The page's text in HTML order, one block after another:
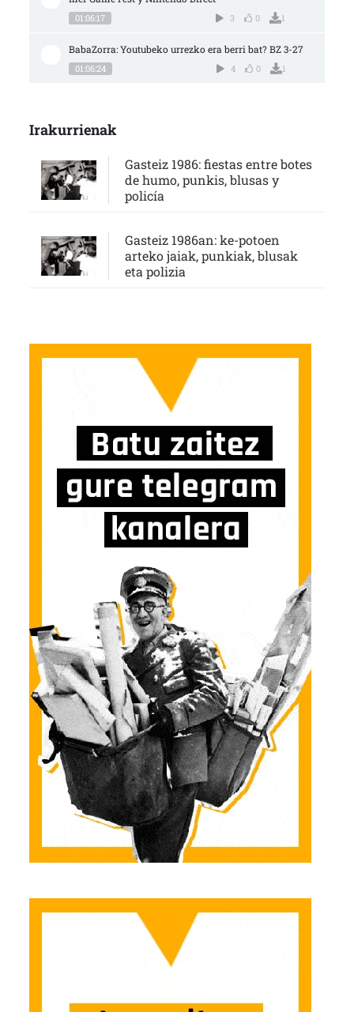
01:06:17 3 0 1
BabaZorra: Youtubeko urrezko era berri bat? BZ 3-27
01:06:24 4 0 1
Irakurrienak
Gasteiz 1986: fiestas entre botes
de humo, punkis, blusas y
policía
Gasteiz 1986an: ke-potoen
arteko jaiak, punkiak, blusak
eta polizia